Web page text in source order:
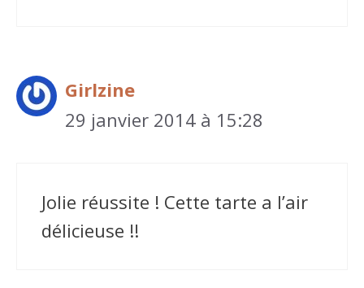
Girlzine
29 janvier 2014 à 15:28
Jolie réussite ! Cette tarte a l’air
délicieuse !!